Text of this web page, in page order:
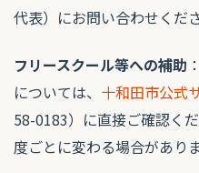
代表）にお問い合わせくださ
フリースクール等への補助
については、 十和田市公式
58-0183）に直接ご確認く
度ごとに変わる場合がありま